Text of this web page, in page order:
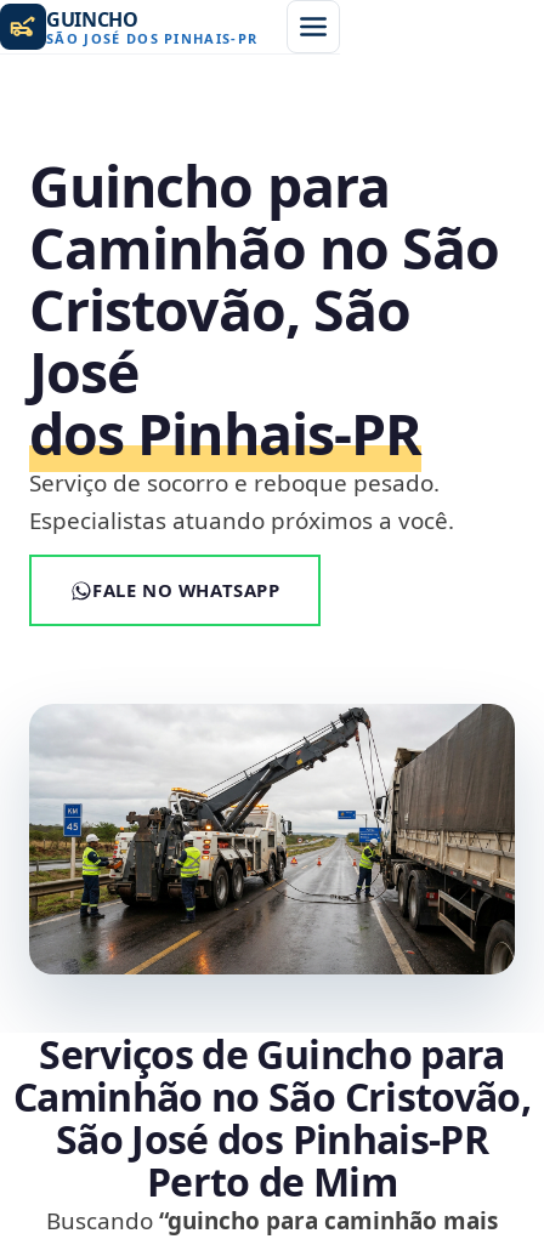
GUINCHO
SÃO JOSÉ DOS PINHAIS- PR
Guincho para
Caminhão no São
Cristovão, São
José
dos Pinhais‑PR
Serviço de socorro e reboque pesado.
Especialistas atuando próximos a você.
FALE NO WHATSAPP
Serviços de Guincho para
Caminhão no São Cristovão,
São José dos Pinhais‑PR
Perto de Mim
Buscando“guincho para caminhão mais